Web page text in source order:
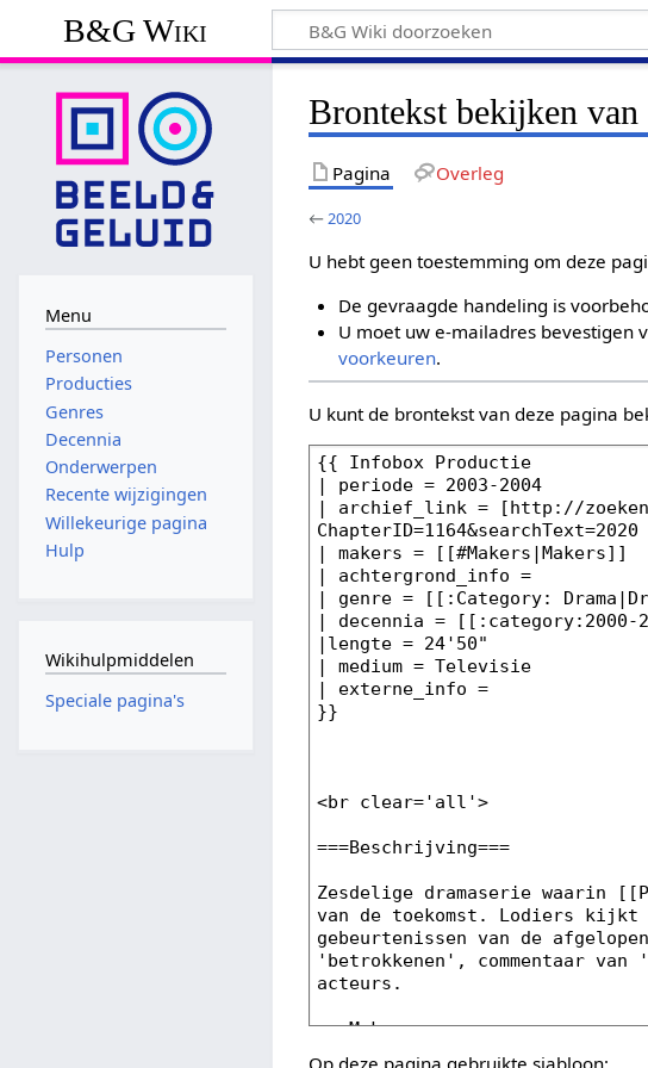
B&G Wiki
Brontekst bekijken van
Pagina Overleg
←2020
U hebt geen toestemming om deze
De gevraagde handeling is
U moet uw e-mailadres bevestigen
voorkeuren.
U kunt de brontekst van deze pagina
Op deze pagina gebruikte sjabloon:
Menu
Personen
Producties
Genres
Decennia
Onderwerpen
Recente wijzigingen
Willekeurige pagina
Hulp
Wikihulpmiddelen
Speciale pagina's